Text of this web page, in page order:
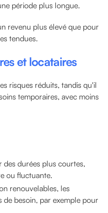
période plus longue.
revenu plus élevé que pour
tendues.
et locataires
risques réduits, tandis qu'il
temporaires, avec moins
durées plus courtes,
ou fluctuante.
renouvelables, les
besoin, par exemple pour